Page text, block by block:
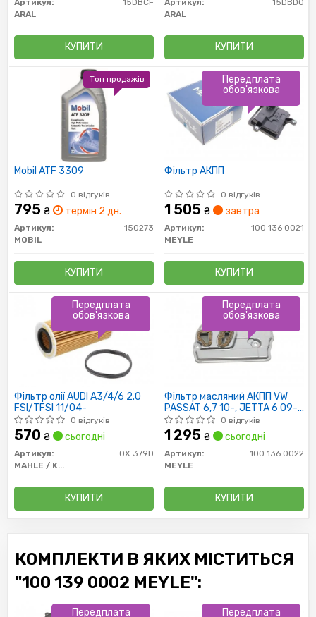
Артикул:
15DBCF
ARAL
КУПИТИ
Артикул:
15DBD0
ARAL
КУПИТИ
Mobil ATF 3309
0 відгуків
795 ₴ термін 2 дн.
Артикул:
150273
MOBIL
КУПИТИ
Топ продажів
Фільтр АКПП
0 відгуків
1 505 ₴ завтра
Артикул:
100 136 0021
MEYLE
КУПИТИ
Передплата
обов'язкова
Фільтр олії AUDI A3/4/6 2.0
FSI/TFSI 11/04-
0 відгуків
570 ₴ сьогодні
Артикул:
OX 379D
MAHLE / KNECHT
КУПИТИ
Передплата
обов'язкова
Фільтр масляний АКПП VW
PASSAT 6,7 10-, JETTA 6 09-
(пр-во MEYLE)0 відгуків
1 295 ₴ сьогодні
Артикул:
100 136 0022
MEYLE
КУПИТИ
Передплата
обов'язкова
КОМПЛЕКТИ В ЯКИХ МІСТИТЬСЯ
"100 139 0002 MEYLE":
Передплата
Передплата